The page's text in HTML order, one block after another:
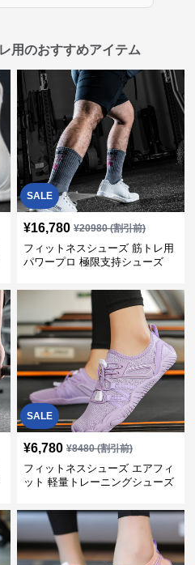
用のおすすめアイテム
SALE
¥16,780 ¥20980(割引前)
フィットネスシューズ 筋トレ用
パワープロ 極限支持シューズ
SALE
¥6,780 ¥8480(割引前)
フィットネスシューズ エアフィ
ット 軽量トレーニングシューズ